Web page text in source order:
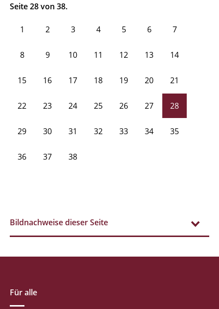
Seite 28 von 38.
1 2 3 4 5 6 7
8 9 10 11 12 13 14
15 16 17 18 19 20 21
22 23 24 25 26 27 28
29 30 31 32 33 34 35
36 37 38
Bildnachweise dieser Seite
Für alle